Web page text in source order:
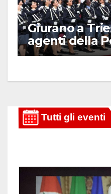
Giurano a
agenti della